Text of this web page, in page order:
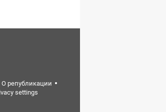
О републикации
settings